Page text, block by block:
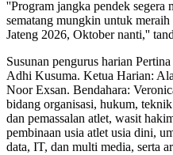
''Program jangka pendek segera
sematang mungkin untuk
Jateng 2026, Oktober nanti,''
Susunan pengurus harian
Adhi Kusuma. Ketua Harian:
Noor Exsan. Bendahara:
bidang organisasi, hukum,
dan pemassalan atlet, wasit
pembinaan usia atlet usia dini,
data, IT, dan multi media, serta